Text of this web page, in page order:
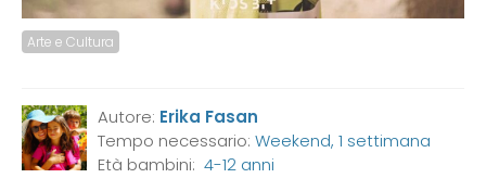
Arte e Cultura
Autore: Erika Fasan
Tempo necessario: Weekend, 1 settimana
Età bambini: 4-12 anni